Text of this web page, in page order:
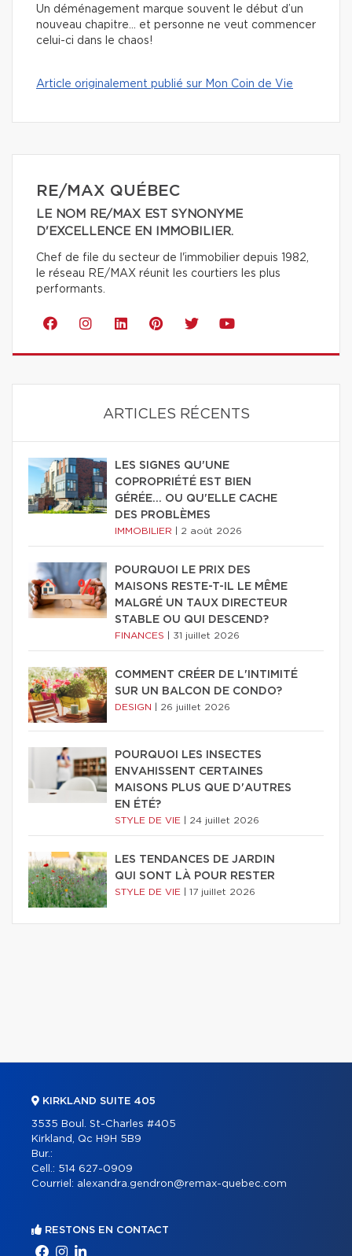
Un déménagement marque souvent le début d’un
nouveau chapitre… et personne ne veut commencer
celui-ci dans le chaos!
Article originalement publié sur Mon Coin de Vie
RE/MAX QUÉBEC
LE NOM RE/MAX EST SYNONYME
D'EXCELLENCE EN IMMOBILIER.
Chef de file du secteur de l'immobilier depuis 1982,
le réseau RE/MAX réunit les courtiers les plus
performants.
ARTICLES RÉCENTS
LES SIGNES QU'UNE
COPROPRIÉTÉ EST BIEN
GÉRÉE… OU QU'ELLE CACHE
DES PROBLÈMES
IMMOBILIER 2 août 2026
POURQUOI LE PRIX DES
MAISONS RESTE-T-IL LE MÊME
MALGRÉ UN TAUX DIRECTEUR
STABLE OU QUI DESCEND?
FINANCES 31 juillet 2026
COMMENT CRÉER DE L'INTIMITÉ
SUR UN BALCON DE CONDO?
DESIGN 26 juillet 2026
POURQUOI LES INSECTES
ENVAHISSENT CERTAINES
MAISONS PLUS QUE D'AUTRES
EN ÉTÉ?
STYLE DE VIE 24 juillet 2026
LES TENDANCES DE JARDIN
QUI SONT LÀ POUR RESTER
STYLE DE VIE 17 juillet 2026
KIRKLAND SUITE 405
3535 Boul. St-Charles #405
Kirkland, Qc H9H 5B9
Bur.:
Cell.: 514 627-0909
Courriel: alexandra.gendron@remax-quebec.com
RESTONS EN CONTACT